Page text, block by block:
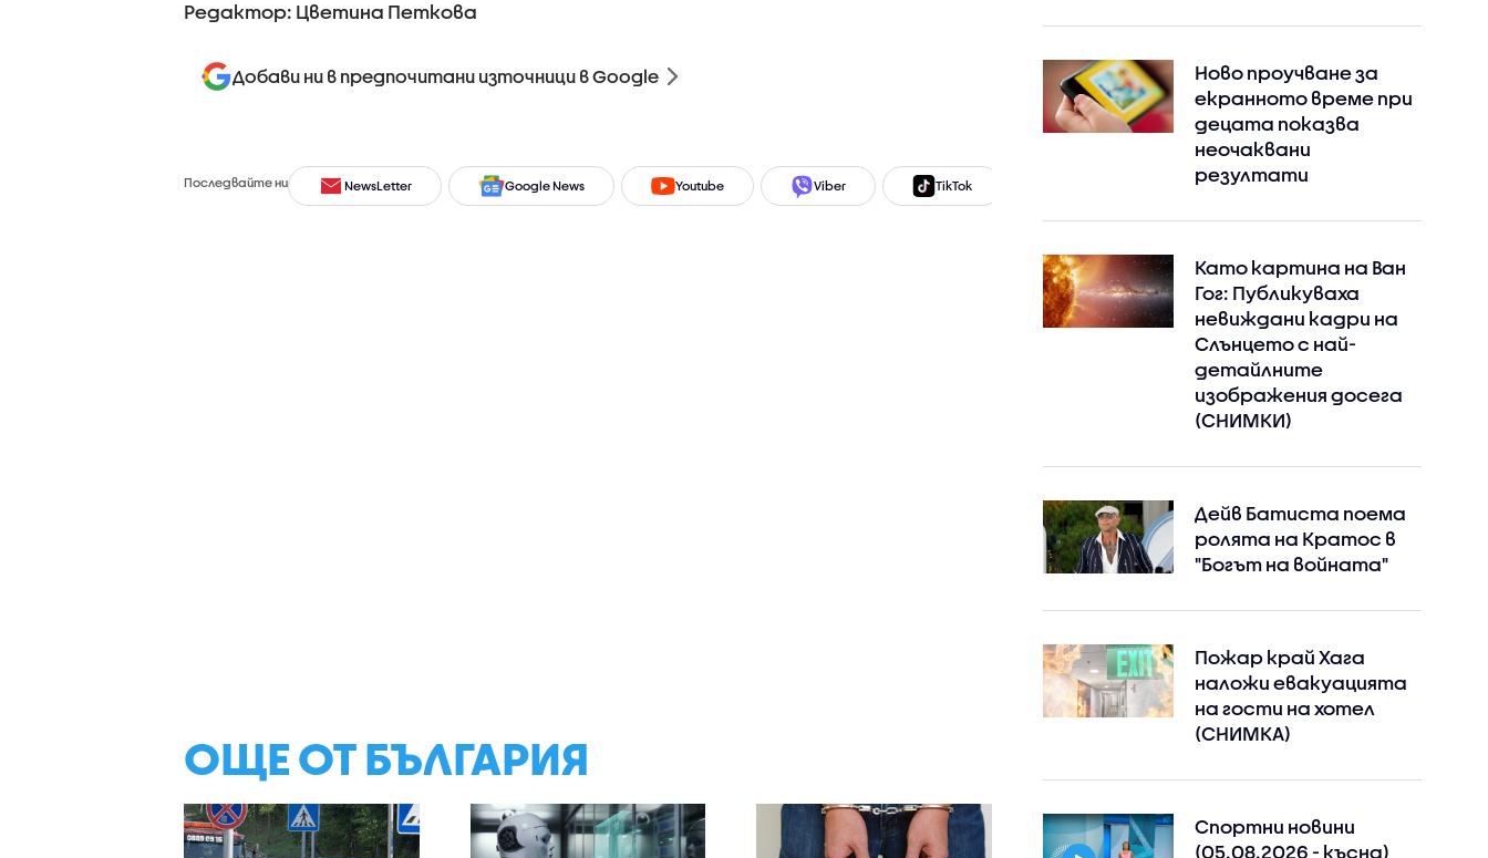
Редактор: Цветина Петкова
Добави ни в предпочитани източници в Google
Последвайте ни NewsLetter Google News Youtube Viber TikTok Facebook
ОЩЕ ОТ БЪЛГАРИЯ
Ново проучване за
екранното време при
децата показва
неочаквани
резултати
Като картина на Ван
Гог: Публикуваха
невиждани кадри на
Слънцето с най-
детайлните
изображения досега
(СНИМКИ)
Дейв Батиста поема
ролята на Кратос в
"Богът на войната"
Пожар край Хага
наложи евакуацията
на гости на хотел
(СНИМКА)
Спортни новини
(05.08.2026 - късна)